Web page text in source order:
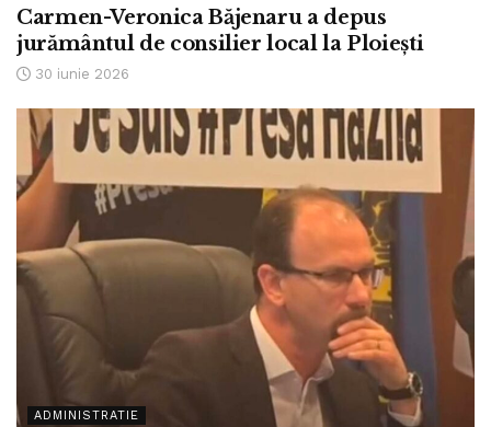
Carmen-Veronica Băjenaru a depus
jurământul de consilier local la Ploiești
30 iunie 2026
ADMINISTRATIE